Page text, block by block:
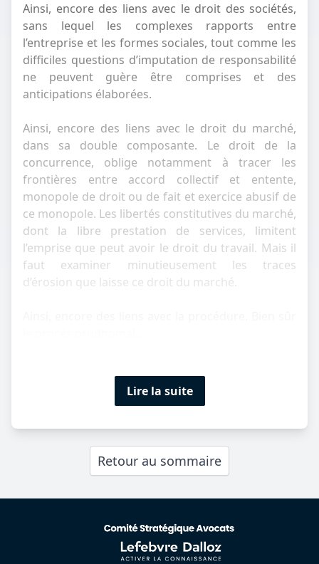
Ainsi, encore des liens avec le droit des sociétés,
sans lequel les complexes rapports entre
l’entreprise et les formes sociales, tout comme les
difficiles questions d’imputation de responsabilité
ne peuvent guère être comprises et des
anticipations élaborées.
Ainsi, encore des liens avec le droit du marché,
dans sa double composante. Le droit de la
concurrence, oblige notamment à tracer les
frontières entre accord collectif et entente,
monopole de droit ou de fait et exercice abusif de
ce monopole. Les libertés constitutives du marché,
dont la libre prestation de services, limitent
l’emprise que peut avoir le droit du travail. Mais il
faut examiner minutieusement les traces
d’érosion que laisse ce droit du marché.
Lire la suite
Retour au sommaire